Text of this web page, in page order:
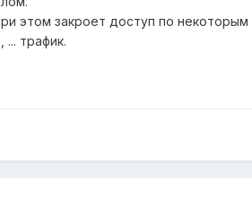
этом закроет доступ по
трафик.